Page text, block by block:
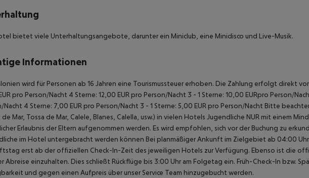
bietet viele Unterhaltungsangebote, darunter ein Miniclub, eine Minidisco und Live-Musik.
Informationen
wird für Personen ab 16 Jahren eine Tourismussteuer erhoben. Die Zahlung erfolgt direkt
pro Person/Nacht 4 Sterne: 12,00 EUR pro Person/Nacht 3 - 1 Sterne: 10,00 EURpro Person/
Nacht 4 Sterne: 7,00 EUR pro Person/Nacht 3 - 1 Sterne: 5,00 EUR pro Person/Nacht Bitte
Mar, Tossa de Mar, Calele, Blanes, Calella, usw.) in vielen Hotels Jugendliche NUR mit einem
Erlaubnis der Eltern aufgenommen werden. Es wird empfohlen, sich vor der Buchung zu
im Hotel untergebracht werden können Bei planmäßiger Ankunft im Zielgebiet ab 04:00
erst ab der offiziellen Check-In-Zeit des jeweiligen Hotels zur Verfügung. Ebenso ist die
Abreise einzuhalten. Dies schließt Rückflüge bis 3:00 Uhr am Folgetag ein. Früh-Check-In bzw.
und gegen einen Aufpreis über unser Service Team hinzugebucht werden.